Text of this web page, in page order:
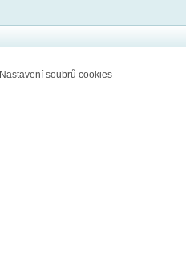
Nastavení soubrů cookies